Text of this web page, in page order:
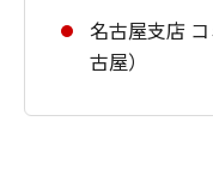
名古屋支店
古屋）